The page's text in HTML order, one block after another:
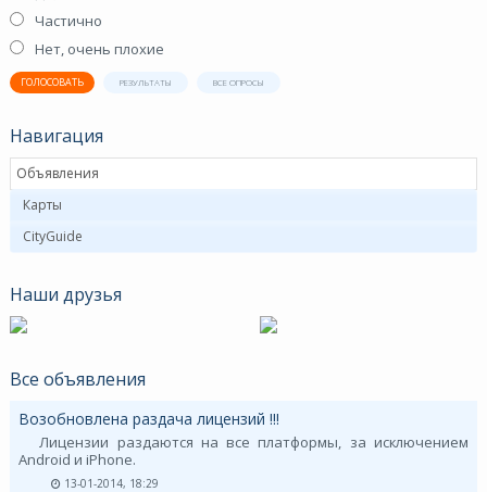
Частично
Нет, очень плохие
ГОЛОСОВАТЬ РЕЗУЛЬТАТЫ ВСЕ ОПРОСЫ
Навигация
Объявления
Карты
CityGuide
Наши друзья
Все объявления
Возобновлена раздача лицензий !!!
Лицензии раздаются на все платформы, за исключением
Android и iPhone.
13-01-2014, 18:29